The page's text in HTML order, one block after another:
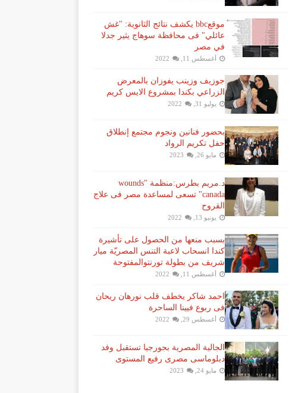
موقعbbc يكشف نتائج الثانوية: "غش
عائلي" فى محافظة سوهاج يثير جدلا
في مصر
أغسطس 11, 2022
جوزيف وزينب يفوزان بالمعرض
الزراعي بكندا بمشروع الايس كريم
يوليو 31, 2022
بحضور فنانين ونجوم مجتمع إنطلاق
حفل تكريم الرواد
مايو 26, 2023
د.مريم بطرس:منظمة "wounds
canada" تسعى لمساعدة مصر فى علاج
القروح
يونيو 13, 2022
بسبب منعها من الحصول على تأشيرة
كندا انسحاب لاعبة ​التنس​ المصريّة ​ميار
شريف​ من بطولة ​تورنتو​المفتوحة
أغسطس 11, 2022
احمد شاكر يخطف قلب نورهان ريحان
فى ربوع فيينا الساحرة
أغسطس 29, 2022
الجالية المصرية بجورجيا تستقبل وفد
دبلوماسى مصرى رفيع المستوى
مايو 24, 2023